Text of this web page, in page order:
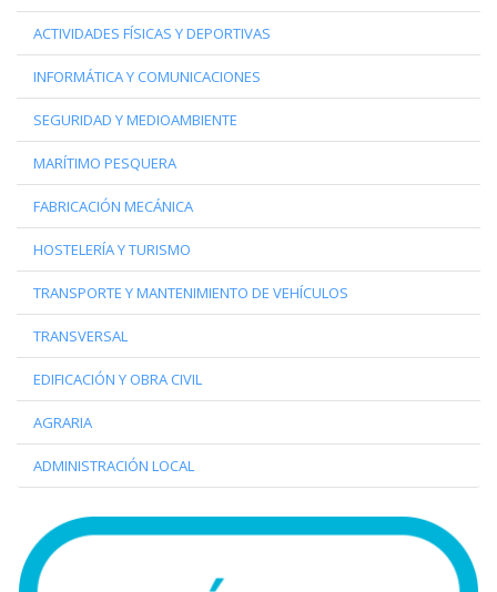
ACTIVIDADES FÍSICAS Y DEPORTIVAS
INFORMÁTICA Y COMUNICACIONES
SEGURIDAD Y MEDIOAMBIENTE
MARÍTIMO PESQUERA
FABRICACIÓN MECÁNICA
HOSTELERÍA Y TURISMO
TRANSPORTE Y MANTENIMIENTO DE VEHÍCULOS
TRANSVERSAL
EDIFICACIÓN Y OBRA CIVIL
AGRARIA
ADMINISTRACIÓN LOCAL